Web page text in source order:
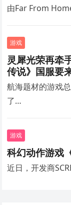
由Far From
游戏
灵犀光荣再牵
传说》国服要
航海题材的游戏
了…
游戏
科幻动作游戏
近日，开发商